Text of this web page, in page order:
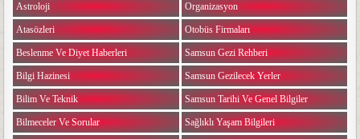
Astroloji
Atasözleri
Beslenme Ve Diyet Haberleri
Bilgi Hazinesi
Bilim Ve Teknik
Bilmeceler Ve Sorular
Organizasyon
Otobüs Firmaları
Samsun Gezi Rehberi
Samsun Gezilecek Yerler
Samsun Tarihi Ve Genel Bilgiler
Sağlıklı Yaşam Bilgileri